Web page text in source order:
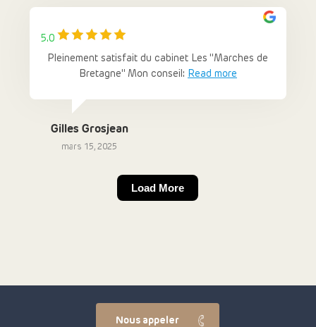
5.0
Pleinement satisfait du cabinet Les "Marches de
Bretagne" Mon conseil: Read more
Gilles Grosjean
mars 15, 2025
Load More
Nous appeler